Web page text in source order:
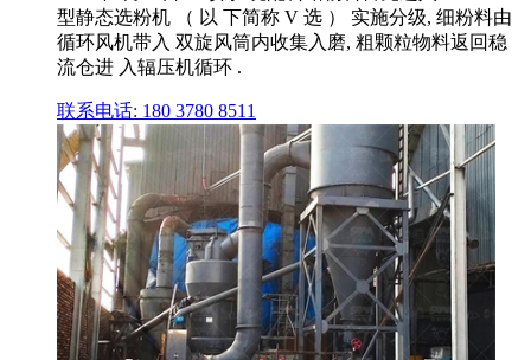
型静态选粉机 （ 以 下简称 V 选 ） 实施分级, 细粉料由
循环风机带入 双旋风筒内收集入磨, 粗颗粒物料返回稳
流仓进 入辐压机循环 .
联系电话: 180 3780 8511